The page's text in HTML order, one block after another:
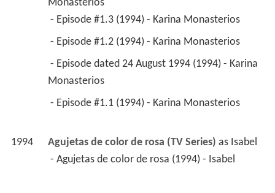
Monasterios
- Episode #1.3 (1994) - Karina Monasterios
- Episode #1.2 (1994) - Karina Monasterios
Monasterios
- Episode #1.1 (1994) - Karina Monasterios
1994 Agujetas de color de rosa (TV Series) as Isabel
- Agujetas de color de rosa (1994) - Isabel